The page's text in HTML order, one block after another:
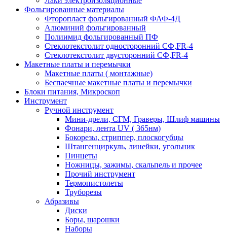
Фольгированные материалы
Фторопласт фольгированный ФАФ-4Д
Алюминий фольгированный
Полиимид фольгированный ПФ
Стеклотекстолит односторонний CФ,FR-4
Стеклотекстолит двусторонний СФ,FR-4
Макетные платы и перемычки
Макетные платы ( монтажные)
Беспаечные макетные платы и перемычки
Блоки питания, Микроскоп
Инструмент
Ручной инструмент
Мини-дрели, СГМ, Граверы, Шлиф машины
Фонари, лента UV ( 365нм)
Бокорезы, cтриппер, плоскогубцы
Штангенциркуль, линейки, угольник
Пинцеты
Ножницы, зажимы, скальпель и прочее
Прочий инструмент
Термопистолеты
Труборезы
Абразивы
Диски
Боры, шарошки
Наборы